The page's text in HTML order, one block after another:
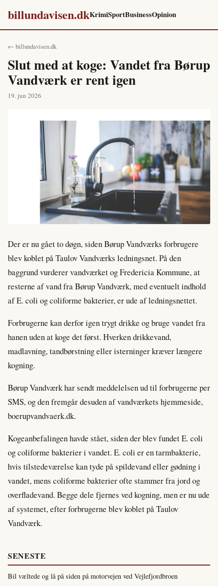
billundavisen.dkKrimiSportBusinessOpinion
← billundavisen.dk
Slut med at koge: Vandet fra Børup
Vandværk er rent igen
19. jun 2026
Der er nu gået to døgn, siden Børup Vandværks forbrugere
blev koblet på Taulov Vandværks ledningsnet. På den
baggrund vurderer vandværket og Fredericia Kommune, at
resterne af vand fra Børup Vandværk, med eventuelt indhold
af E. coli og coliforme bakterier, er ude af ledningsnettet.
Forbrugerne kan derfor igen trygt drikke og bruge vandet fra
hanen uden at koge det først. Hverken drikkevand,
madlavning, tandbørstning eller isterninger kræver længere
kogning.
Børup Vandværk har sendt meddelelsen ud til forbrugerne per
SMS, og den fremgår desuden af vandværkets hjemmeside,
boerupvandvaerk.dk.
Kogeanbefalingen havde stået, siden der blev fundet E. coli
og coliforme bakterier i vandet. E. coli er en tarmbakterie,
hvis tilstedeværelse kan tyde på spildevand eller gødning i
vandet, mens coliforme bakterier ofte stammer fra jord og
overfladevand. Begge dele fjernes ved kogning, men er nu ude
af systemet, efter forbrugerne blev koblet på Taulov
Vandværk.
SENESTE
Bil væltede og lå på siden på motorvejen ved Vejlefjordbroen